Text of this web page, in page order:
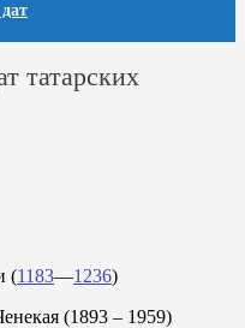
татарских
(1183—1236)
(1893 – 1959)